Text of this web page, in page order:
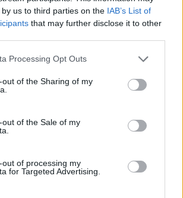
us to third parties on the IAB’s List of
that may further disclose it to other
website/app uses one or more Google
visit or usage behaviour. You may click to
to Google and its third-party tags to
specified purposes in below Google
Processing Opt Outs
out of the Sharing of my
out of the Sale of my
out of processing my
for Targeted Advertising.
került, egy rajongó sietett a
Veszprémben egy műszaki